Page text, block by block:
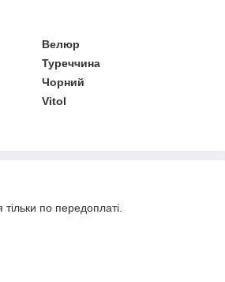
Велюр
Туреччина
Чорний
Vitol
по передоплаті.